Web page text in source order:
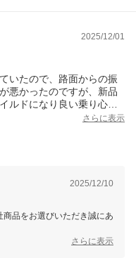
2025/12/01
いたので、路面からの振
悪かったのですが、新品
ルドになり良い乗り心地
路面をしっかり掴んでい
ですが、ファルケンの新
このタイヤに決めまし
さらに表示
2025/12/10
品をお選びいただき誠にあ
サービスをスタッフ一同努め
さらに表示